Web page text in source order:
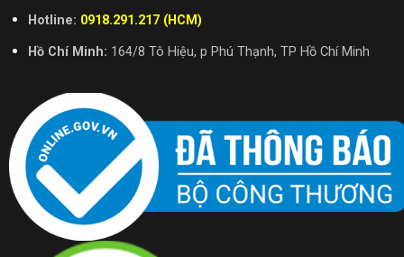
Hotline: 0918.291.217 (HCM)
Hồ Chí Minh: 164/8 Tô Hiệu, p Phú Thạnh, TP Hồ Chí Minh